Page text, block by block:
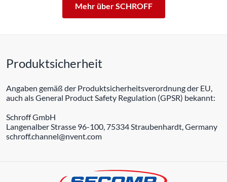
Mehr über SCHROFF
Produktsicherheit
Angaben gemäß der Produktsicherheitsverordnung der EU,
auch als General Product Safety Regulation (GPSR) bekannt:
Schroff GmbH
Langenalber Strasse 96-100, 75334 Straubenhardt, Germany
schroff.channel@nvent.com